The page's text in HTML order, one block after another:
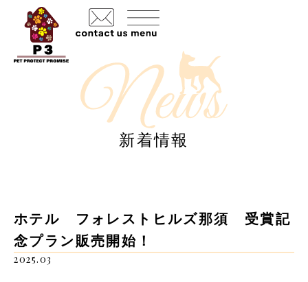
新着情報
ホテル フォレストヒルズ那須 受賞記
念プラン販売開始！
2025.03